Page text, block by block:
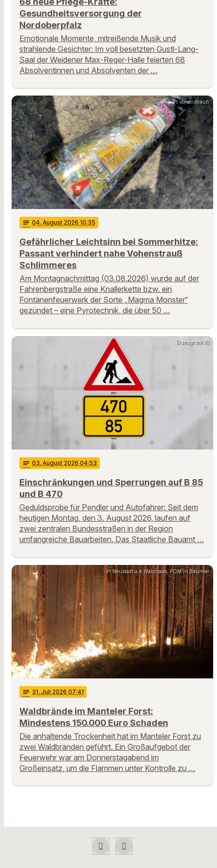
Gesundheitsversorgung der
Nordoberpfalz
Emotionale Momente, mitreißende Musik und
strahlende Gesichter: Im voll besetzten Gustl-Lang-
Saal der Weidener Max-Reger-Halle feierten 68
Absolventinnen und Absolventen der …
PI Vohenstrauß
notes 04. August 2026 10:35
Gefährlicher Leichtsinn bei Sommerhitze:
Passant verhindert nahe Vohenstrauß
Schlimmeres
Am Montagnachmittag (03.08.2026) wurde auf der
Fahrenbergstraße eine Knallerkette bzw. ein
Fontänenfeuerwerk der Sorte „Magma Monster“
gezündet – eine Pyrotechnik, die über 50 …
Erzeugt mit KI
notes 03. August 2026 04:53
Einschränkungen und Sperrungen auf B 85
und B 470
Geduldsprobe für Pendler und Autofahrer: Seit dem
heutigen Montag, den 3. August 2026, laufen auf
zwei zentralen Bundesstraßen in der Region
umfangreiche Bauarbeiten. Das Staatliche Bauamt …
PI Neustadt a.d.Waldnaab, POM`in Bäumler
notes 31. Juli 2026 07:41
Waldbrände im Manteler Forst:
Mindestens 150.000 Euro Schaden
Die anhaltende Trockenheit hat im Manteler Forst zu
zwei Waldbränden geführt. Ein Großaufgebot der
Feuerwehr war am Donnerstagabend im
Großeinsatz, um die Flammen unter Kontrolle zu …